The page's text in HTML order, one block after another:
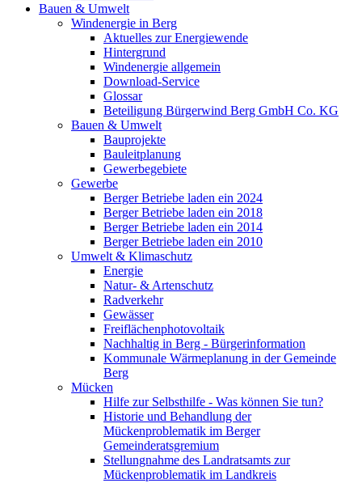
Bauen & Umwelt
Windenergie in Berg
Aktuelles zur Energiewende
Hintergrund
Windenergie allgemein
Download-Service
Glossar
Beteiligung Bürgerwind Berg GmbH Co. KG
Bauen & Umwelt
Bauprojekte
Bauleitplanung
Gewerbegebiete
Gewerbe
Berger Betriebe laden ein 2024
Berger Betriebe laden ein 2018
Berger Betriebe laden ein 2014
Berger Betriebe laden ein 2010
Umwelt & Klimaschutz
Energie
Natur- & Artenschutz
Radverkehr
Gewässer
Freiflächenphotovoltaik
Nachhaltig in Berg - Bürgerinformation
Kommunale Wärmeplanung in der Gemeinde
Berg
Mücken
Hilfe zur Selbsthilfe - Was können Sie tun?
Historie und Behandlung der
Mückenproblematik im Berger
Gemeinderatsgremium
Stellungnahme des Landratsamts zur
Mückenproblematik im Landkreis